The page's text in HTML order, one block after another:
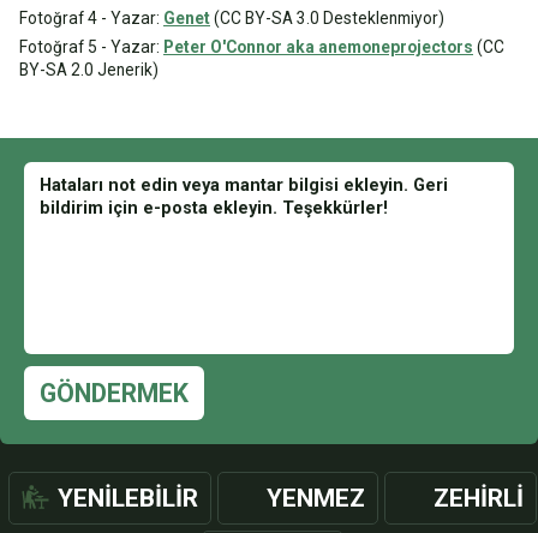
Fotoğraf 4 - Yazar: Genet(CC BY-SA 3.0 Desteklenmiyor)
Fotoğraf 5 - Yazar: Peter O'Connor aka anemoneprojectors (CC
BY-SA 2.0 Jenerik)
GÖNDERMEK
YENILEBILIR YENMEZ ZEHIRLI